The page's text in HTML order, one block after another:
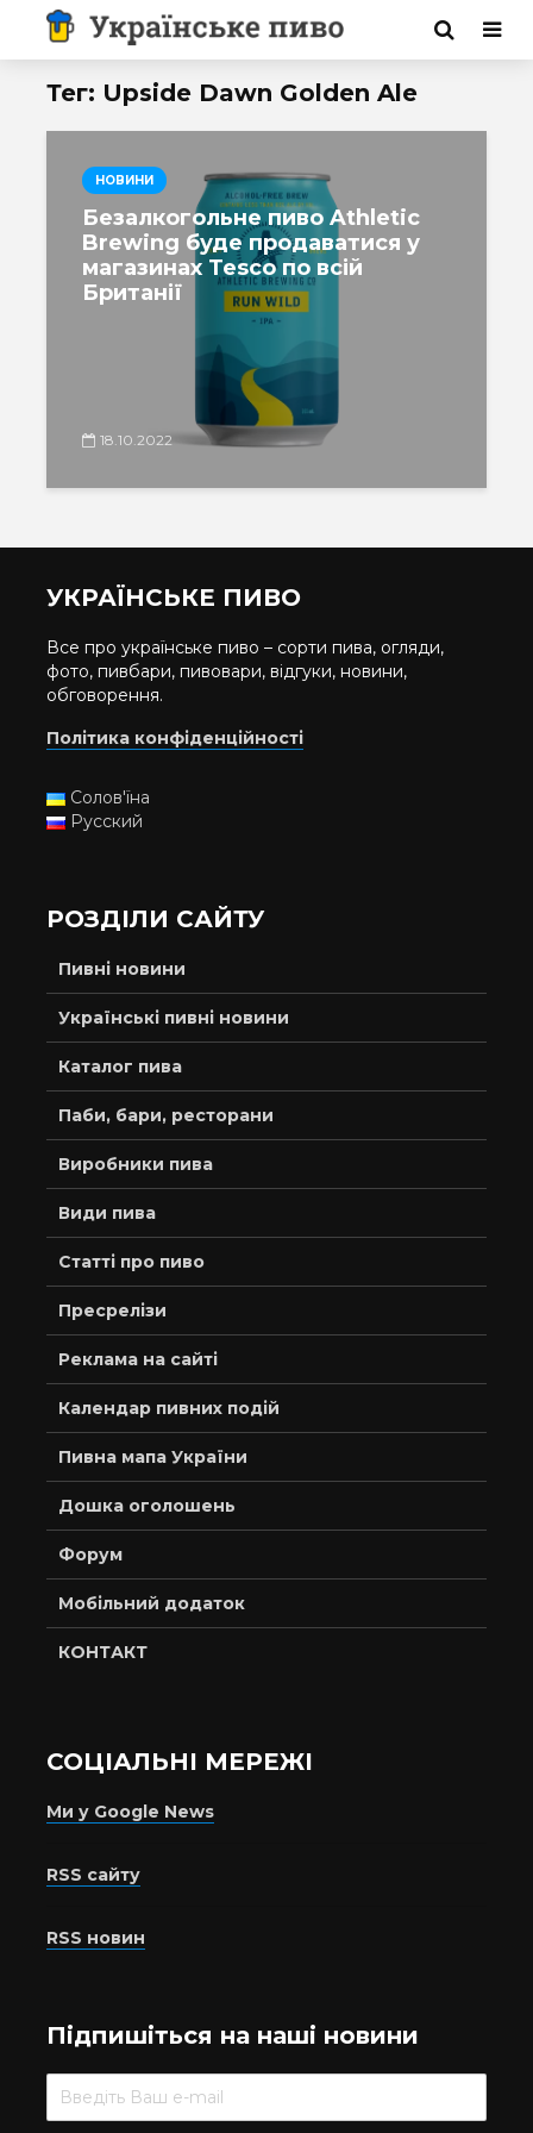
Тег: Upside Dawn Golden Ale
НОВИНИ
Безалкогольне пиво Athletic
Brewing буде продаватися у
магазинах Tesco по всій
Британії
18.10.2022
УКРАЇНСЬКЕ ПИВО
Все про українське пиво – сорти пива, огляди,
фото, пивбари, пивовари, відгуки, новини,
обговорення.
Політика конфіденційності
Солов'їна
Русский
РОЗДІЛИ САЙТУ
Пивні новини
Українські пивні новини
Каталог пива
Паби, бари, ресторани
Виробники пива
Види пива
Статті про пиво
Пресрелізи
Реклама на сайті
Календар пивних подій
Пивна мапа України
Дошка оголошень
Форум
Мобільний додаток
КОНТАКТ
СОЦІАЛЬНІ МЕРЕЖІ
Ми у Google News
RSS сайту
RSS новин
Підпишіться на наші новини